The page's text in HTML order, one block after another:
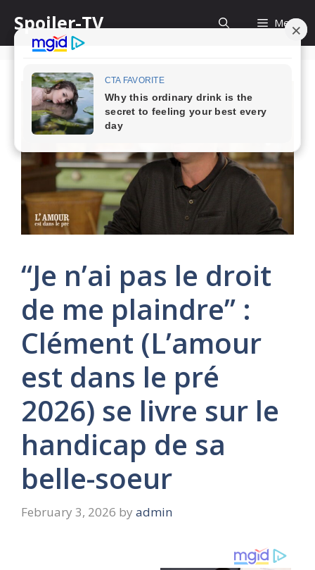
content
Spoiler-TV Menu
“Je n’ai pas le droit
de me plaindre” :
Clément (L’amour
est dans le pré
2026) se livre sur le
handicap de sa
belle-soeur
February 3, 2026 by admin